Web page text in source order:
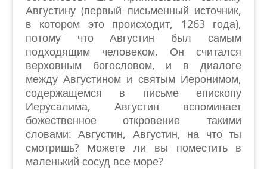
Августину (первый письменный источник,
в котором это происходит, 1263 года),
потому что Августин был самым
подходящим человеком. Он считался
верховным богословом, и в диалоге
между Августином и святым Иеронимом,
содержащемся в письме епископу
Иерусалима, Августин вспоминает
божественное откровение такими
словами: Августин, Августин, на что ты
смотришь? Можете ли вы поместить в
маленький сосуд все море?